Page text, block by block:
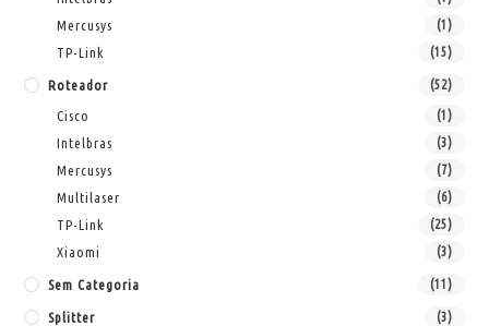
Mercusys (1)
TP-Link (15)
Roteador (52)
Cisco (1)
Intelbras (3)
Mercusys (7)
Multilaser (6)
TP-Link (25)
Xiaomi (3)
Sem Categoria (11)
Splitter (3)